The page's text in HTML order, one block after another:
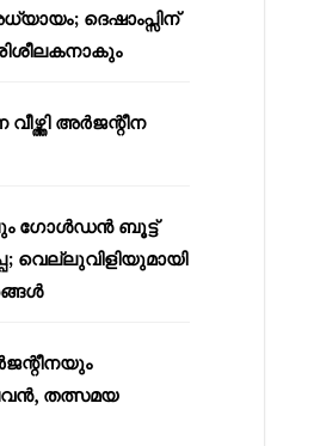
ദെഷാംപ്സിന്
അർജന്റീന
ഗോൾഡൻ ബൂട്ട്
വെല്ലുവിളിയുമായി
തത്സമയ